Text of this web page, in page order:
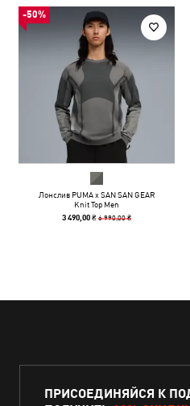
-50%
Лонслив PUMA x SAN SAN GEAR
Knit Top Men
3 490,00 ₴6 990,00 ₴
ПРИСОЕДИНЯЙСЯ К